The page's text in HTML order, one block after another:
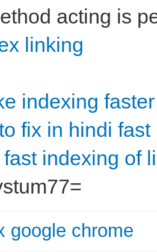
acting is
linking
indexing faster
fix in hindi fast
fast indexing of
google chrome